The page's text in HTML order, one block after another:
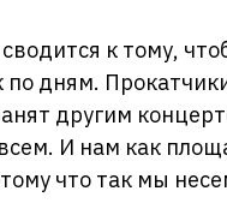
к тому,
по дням.
другим
И нам как
что так мы